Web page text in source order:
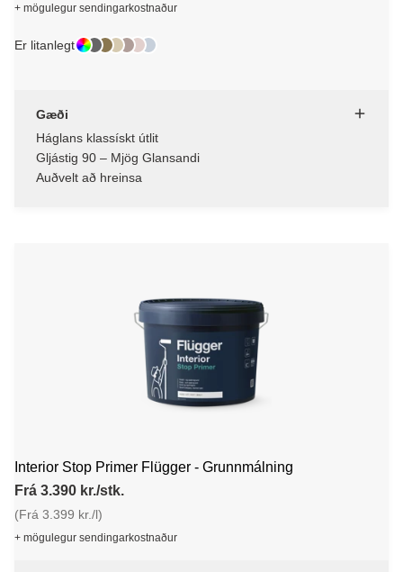
+ mögulegur sendingarkostnaður
Er litanlegt
Gæði
Háglans klassískt útlit
Gljástig 90 – Mjög Glansandi
Auðvelt að hreinsa
Interior Stop Primer Flügger - Grunnmálning
Frá 3.390 kr./stk.
(Frá 3.399 kr./l)
+ mögulegur sendingarkostnaður